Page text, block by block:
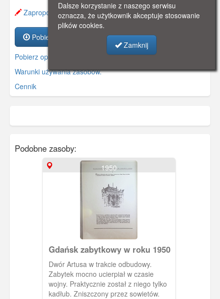
Zaproponuj zmianę opisu.
Pobierz zasób
Pobierz opis
Warunki używania zasobów.
Cennik
Podobne zasoby:
1950
Gdańsk zabytkowy w roku 1950
Dwór Artusa w trakcie odbudowy.
Zabytek mocno ucierpiał w czasie
wojny. Praktycznie został z niego tylko
kadłub. Zniszczony przez sowietów.
Dalsze korzystanie z naszego serwisu
oznacza, że użytkownik akceptuje stosowanie
plików cookies.
Zamknij